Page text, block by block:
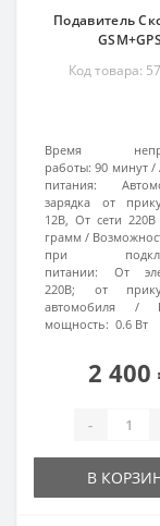
Подавитель
GSM+GPS
Код товара:
Время
работы: 90 минут
питания:
зарядка от
12В, От сети 220В
грамм
при
питании:
От
220В; от
автомобиля
мощность: 0.6 Вт
2 400
-
В